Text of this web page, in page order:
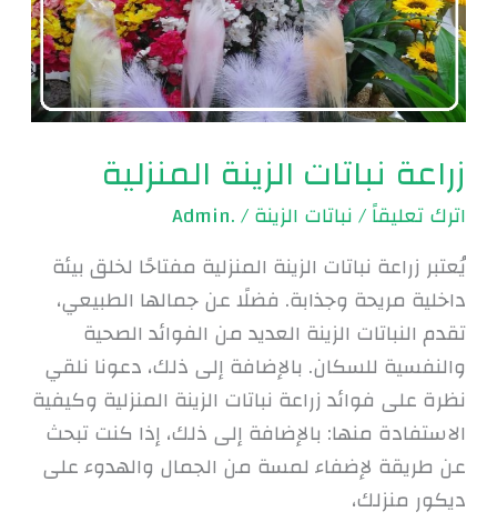
زراعة نباتات الزينة المنزلية
اترك تعليقاً/نباتات الزينة/
.Admin
يُعتبر زراعة نباتات الزينة المنزلية مفتاحًا لخلق بيئة
داخلية مريحة وجذابة. فضلًا عن جمالها الطبيعي،
تقدم النباتات الزينة العديد من الفوائد الصحية
والنفسية للسكان. بالإضافة إلى ذلك، دعونا نلقي
نظرة على فوائد زراعة نباتات الزينة المنزلية وكيفية
الاستفادة منها: بالإضافة إلى ذلك، إذا كنت تبحث
عن طريقة لإضفاء لمسة من الجمال والهدوء على
ديكور منزلك،